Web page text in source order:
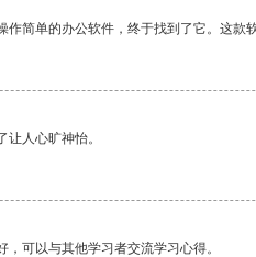
作简单的办公软件，终于找到了它。这款
人心旷神怡。
可以与其他学习者交流学习心得。